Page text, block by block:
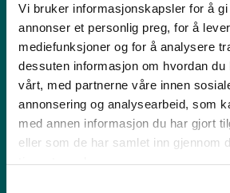
Vi bruker informasjonskapsler for å gi
annonser et personlig preg, for å
mediefunksjoner og for å analysere
dessuten informasjon om hvordan du
vårt, med partnerne våre innen
annonsering og analysearbeid, som
med annen informasjon du har gjort
eller som de har samlet inn gjennom
Stipendiatane er elevar som har gått
at dei har ein del funksjonar i miljøet
lyser vi ut tilboda for neste år.
også som eit bindeledd mellom det
elevane.
Er det mogleg å gå på ski i Førde?
Her er vi omgitt av flott skiterreng og
avstand. Det kan enkelte kveldar/
transport med minibuss til skianlegg.